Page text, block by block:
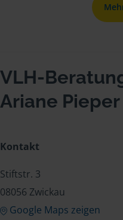
VLH-
Ariane Pieper
Kontakt
Stiftstr. 3
08056 Zwickau
Google Maps zeigen